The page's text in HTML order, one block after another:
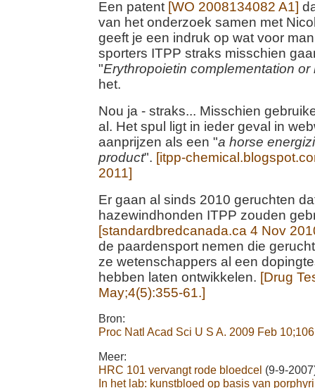
Een patent [WO 2008134082 A1]
van het onderzoek samen met
geeft je een indruk op wat voor
sporters ITPP straks misschien
"Erythropoietin complementation or
het.
Nou ja - straks... Misschien
al. Het spul ligt in ieder geval in
aanprijzen als een "a horse
product". [itpp-
2011]
Er gaan al sinds 2010 geruchten
hazewindhonden ITPP zouden
[standardbredcanada.ca 4 Nov
de paardensport nemen die
ze wetenschappers al een
hebben laten ontwikkelen. [Drug
May;4(5):355-61.]
Bron:
Proc Natl Acad Sci U S A. 2009 Feb
Meer:
HRC 101 vervangt rode bloedcel (9-9-
In het lab: kunstbloed op basis van